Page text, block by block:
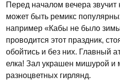
Перед началом вечера
может быть ремикс
например «Кабы не было
проводится этот праздник,
обойтись и без них. Главный
елка! Зал украшен мишурой и
разноцветных гирлянд.